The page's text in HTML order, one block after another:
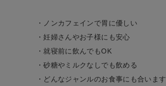
ブランド
全ての商品
・ノンカフェインで胃に優しい
・妊婦さんやお子様にも安心
・就寝前に飲んでもOK
・砂糖やミルクなしでも飲める
・どんなジャンルのお食事にも合います